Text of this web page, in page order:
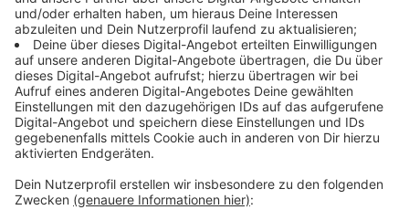
Formular für die Anmeldung zur Verfügung zu stellen.
Stattdessen werden Einzelfälle am Telefon geprüft.
Nach der aktuellen Corona-Schutzverordnung müssen
private Feiern aus herausragendem Anlass drei
Werktage vorher angemeldet werden. Diese Regelung
gilt für Feiern ab 50 Personen im öffentlichen Raum.
Darunter fallen zum Beispiel Hochzeiten, Jubiläen oder
auch Geburtstage.
Anzeige